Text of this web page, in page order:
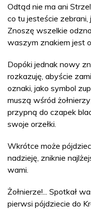
Odtąd nie ma ani
co tu jesteście zebrani,
Znoszę wszelkie
waszym znakiem jest
Dopóki jednak nowy
rozkazuję, abyście
oznaki, jako symbol
muszą wśród
przypną do czapek
swoje orzełki.
Wkrótce może
nadzieję, zniknie
wami.
Żołnierze!... Spotkał
pierwsi pójdziecie do